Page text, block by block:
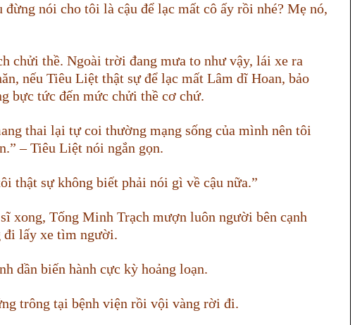
nói cho tôi là cậu để lạc mất cô ấy rồi nhé? Mẹ nó,
chửi thề. Ngoài trời đang mưa to như vậy, lái xe ra
nếu Tiêu Liệt thật sự để lạc mất Lâm dĩ Hoan, bảo
bực tức đến mức chửi thề cơ chứ.
thai lại tự coi thường mạng sống của mình nên tôi
– Tiêu Liệt nói ngắn gọn.
thật sự không biết phải nói gì về cậu nữa.”
xong, Tống Minh Trạch mượn luôn người bên cạnh
đi lấy xe tìm người.
dần biến hành cực kỳ hoảng loạn.
trông tại bệnh viện rồi vội vàng rời đi.